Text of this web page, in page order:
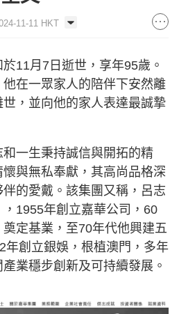
11-11 HKT
11月7日逝世，享年95歲。
在一眾家人的陪伴下安然離
，並向他的家人表達最誠摯
一生秉持誠信與開拓的精
與無私奉獻，其高尚品格深
的愛戴。該集團又稱，呂志
1955年創立嘉華公司，60
定基業，至70年代他興建五
年創立銀娛，根植澳門，多年
業穩步創新及可持續發展。